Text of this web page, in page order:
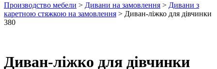
Производство мебели > Дивани на замовлення > Дивани з
каретною стяжкою на замовлення > Диван-ліжко для дівчинки
380
Диван-ліжко для дівчинки